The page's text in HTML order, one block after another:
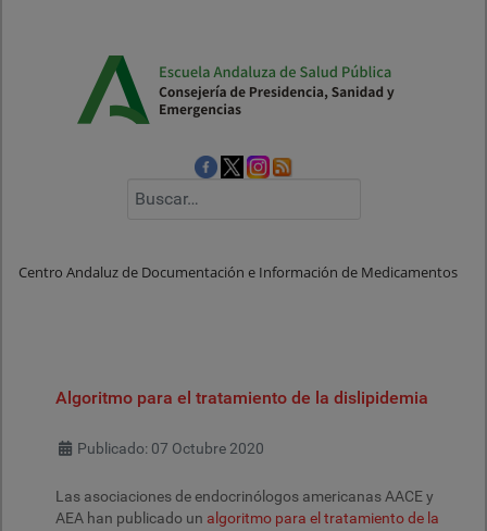
Centro Andaluz de Documentación e Información de Medicamentos
Algoritmo para el tratamiento de la dislipidemia
Detalles
Publicado: 07 Octubre 2020
Las asociaciones de endocrinólogos americanas AACE y
AEA han publicado un algoritmo para el tratamiento de la